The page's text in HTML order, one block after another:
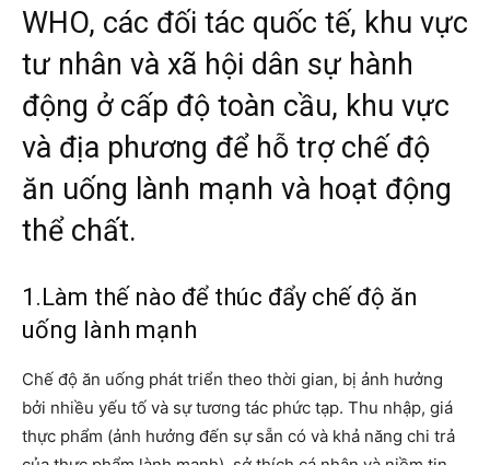
WHO, các đối tác quốc tế, khu vực
tư nhân và xã hội dân sự hành
động ở cấp độ toàn cầu, khu vực
và địa phương để hỗ trợ chế độ
ăn uống lành mạnh và hoạt động
thể chất.
1.Làm thế nào để thúc đẩy chế độ ăn
uống lành mạnh
Chế độ ăn uống phát triển theo thời gian, bị ảnh hưởng
bởi nhiều yếu tố và sự tương tác phức tạp. Thu nhập, giá
thực phẩm (ảnh hưởng đến sự sẵn có và khả năng chi trả